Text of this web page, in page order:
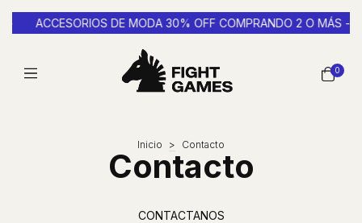
ACCESORIOS DE MODA 30% OFF COMPRANDO 2 O MÁS -
0
Inicio > Contacto
Contacto
CONTACTANOS